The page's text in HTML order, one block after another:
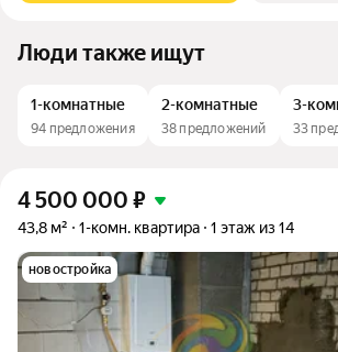
Люди также ищут
1-комнатные
94 предложения
2-комнатные
38 предложений
3-
33
4 500 000 ₽
43,8 м² 1-комн. квартира 1 этаж из 14
новостройка